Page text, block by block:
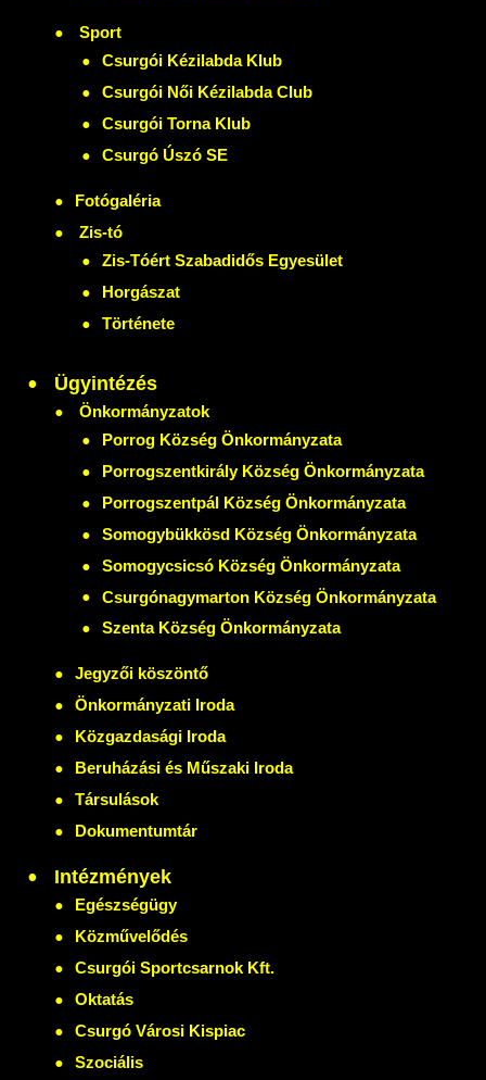
Sport
Csurgói Kézilabda Klub
Csurgói Női Kézilabda Club
Csurgói Torna Klub
Csurgó Úszó SE
Fotógaléria
Zis-tó
Zis-Tóért Szabadidős Egyesület
Horgászat
Története
Ügyintézés
Önkormányzatok
Porrog Község Önkormányzata
Porrogszentkirály Község Önkormányzata
Porrogszentpál Község Önkormányzata
Somogybükkösd Község Önkormányzata
Somogycsicsó Község Önkormányzata
Csurgónagymarton Község Önkormányzata
Szenta Község Önkormányzata
Jegyzői köszöntő
Önkormányzati Iroda
Közgazdasági Iroda
Beruházási és Műszaki Iroda
Társulások
Dokumentumtár
Intézmények
Egészségügy
Közművelődés
Csurgói Sportcsarnok Kft.
Oktatás
Csurgó Városi Kispiac
Szociális